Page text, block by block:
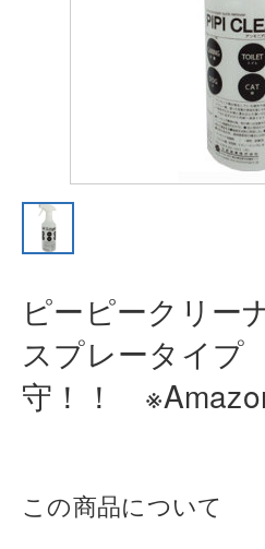
ピーピークリ
スプレータイ
守！！ ※Amaz
この商品について